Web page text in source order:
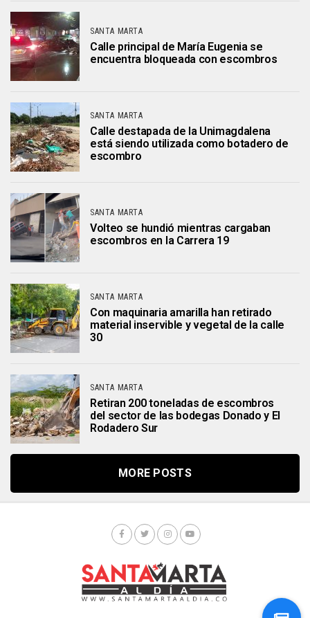
SANTA MARTA
Calle principal de María Eugenia se
encuentra bloqueada con escombros
SANTA MARTA
Calle destapada de la Unimagdalena
está siendo utilizada como botadero de
escombro
SANTA MARTA
Volteo se hundió mientras cargaban
escombros en la Carrera 19
SANTA MARTA
Con maquinaria amarilla han retirado
material inservible y vegetal de la calle
30
SANTA MARTA
Retiran 200 toneladas de escombros
del sector de las bodegas Donado y El
Rodadero Sur
MORE POSTS